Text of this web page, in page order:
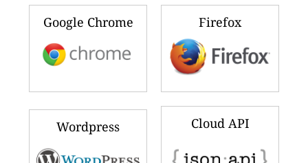
Google Chrome Firefox
Wordpress Cloud API